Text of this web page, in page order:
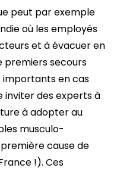
peut par exemple
où les employés
et à évacuer en
premiers secours
importants en cas
inviter des experts à
à adopter au
musculo-
cause de
!). Ces